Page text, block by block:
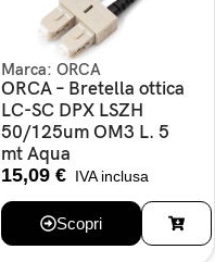
Marca: ORCA
ORCA – Bretella ottica
LC-SC DPX LSZH
50/125um OM3 L. 5
mt Aqua
15,09 € IVA inclusa
Scopri